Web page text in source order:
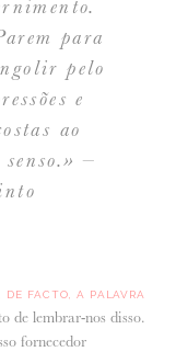
para
pelo
e
ao
–
DE FACTO, A PALAVRA
de lembrar-nos disso.
fornecedor